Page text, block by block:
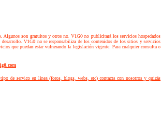
Algunos son gratuitos y otros no. V1G0 no publicitará los servicios hospedados
V1G0 no se responsabiliza de los contenidos de los sitios y servicios
que puedan estar vulnerando la legislación vigente. Para cualquier consulta o
de servico en línea (foros, blogs, webs, etc) contacta con nosotros y quizás